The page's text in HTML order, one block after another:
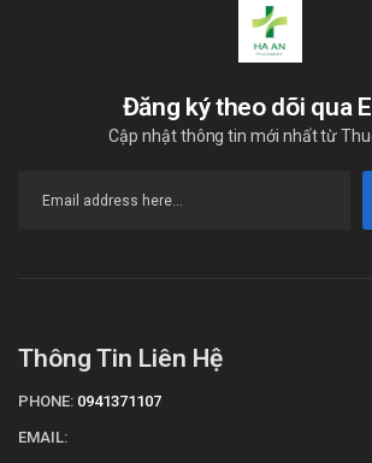
Đăng ký theo dõi qua
Cập nhật thông tin mới nhất từ
Thông Tin Liên Hệ
PHONE: 0941371107
EMAIL: